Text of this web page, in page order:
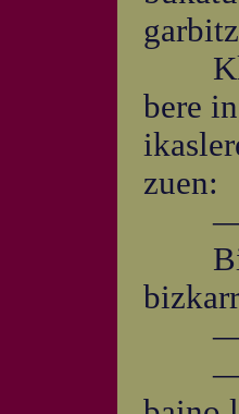
bere
zuen:
—E!
Bi